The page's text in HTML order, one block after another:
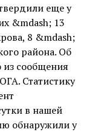
еще у
&mdash; 13
8 &mdash;
района. Об
из сообщения
Статистику
в нашей
обнаружили у